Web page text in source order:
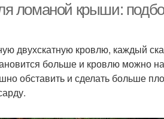
ломаной крыши:
двухскатную кровлю, каждый
больше и кровлю можно
обставить и сделать больше